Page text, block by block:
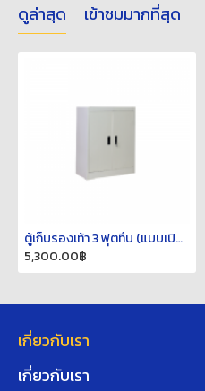
ดูล่าสุด เข้าชมมากที่สุด
ตู้เก็บรองเท้า 3 ฟุตทึบ (แบบเปิด) SCO3F
5,300.00฿
เกี่ยวกับเรา
เกี่ยวกับเรา